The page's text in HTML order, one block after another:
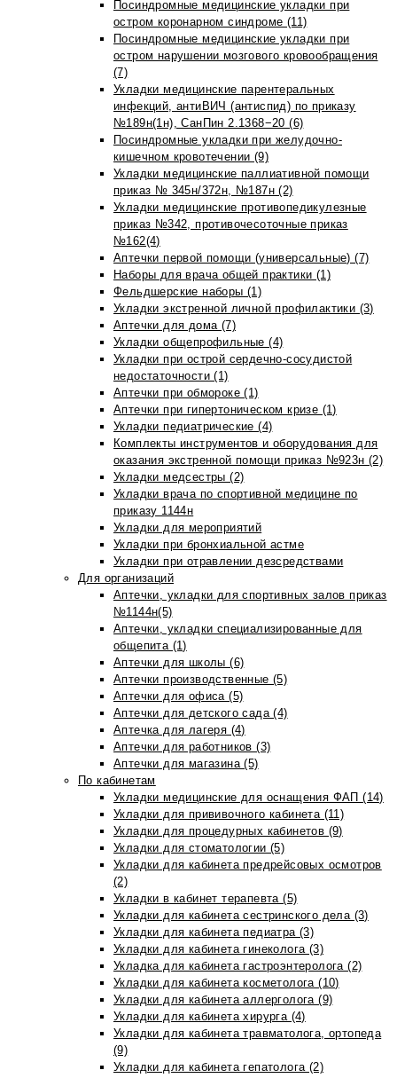
Посиндромные медицинские укладки при
остром коронарном синдроме (11)
Посиндромные медицинские укладки при
остром нарушении мозгового кровообращения
(7)
Укладки медицинские парентеральных
инфекций, антиВИЧ (антиспид) по приказу
№189н(1н), СанПин 2.1368−20 (6)
Посиндромные укладки при желудочно-
кишечном кровотечении (9)
Укладки медицинские паллиативной помощи
приказ № 345н/372н, №187н (2)
Укладки медицинские противопедикулезные
приказ №342, противочесоточные приказ
№162(4)
Аптечки первой помощи (универсальные) (7)
Наборы для врача общей практики (1)
Фельдшерские наборы (1)
Укладки экстренной личной профилактики (3)
Аптечки для дома (7)
Укладки общепрофильные (4)
Укладки при острой сердечно-сосудистой
недостаточности (1)
Аптечки при обмороке (1)
Аптечки при гипертоническом кризе (1)
Укладки педиатрические (4)
Комплекты инструментов и оборудования для
оказания экстренной помощи приказ №923н (2)
Укладки медсестры (2)
Укладки врача по спортивной медицине по
приказу 1144н
Укладки для мероприятий
Укладки при бронхиальной астме
Укладки при отравлении дезсредствами
Для организаций
Аптечки, укладки для спортивных залов приказ
№1144н(5)
Аптечки, укладки специализированные для
общепита (1)
Аптечки для школы (6)
Аптечки производственные (5)
Аптечки для офиса (5)
Аптечки для детского сада (4)
Аптечка для лагеря (4)
Аптечки для работников (3)
Аптечки для магазина (5)
По кабинетам
Укладки медицинские для оснащения ФАП (14)
Укладки для прививочного кабинета (11)
Укладки для процедурных кабинетов (9)
Укладки для стоматологии (5)
Укладки для кабинета предрейсовых осмотров
(2)
Укладки в кабинет терапевта (5)
Укладки для кабинета сестринского дела (3)
Укладки для кабинета педиатра (3)
Укладки для кабинета гинеколога (3)
Укладка для кабинета гастроэнтеролога (2)
Укладки для кабинета косметолога (10)
Укладки для кабинета аллерголога (9)
Укладки для кабинета хирурга (4)
Укладки для кабинета травматолога, ортопеда
(9)
Укладки для кабинета гепатолога (2)